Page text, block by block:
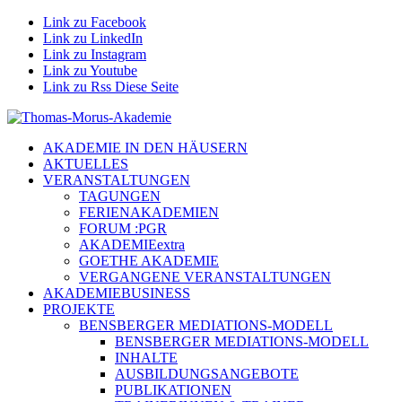
Link zu Facebook
Link zu LinkedIn
Link zu Instagram
Link zu Youtube
Link zu Rss Diese Seite
AKADEMIE IN DEN HÄUSERN
AKTUELLES
VERANSTALTUNGEN
TAGUNGEN
FERIENAKADEMIEN
FORUM :PGR
AKADEMIEextra
GOETHE AKADEMIE
VERGANGENE VERANSTALTUNGEN
AKADEMIEBUSINESS
PROJEKTE
BENSBERGER MEDIATIONS-MODELL
BENSBERGER MEDIATIONS-MODELL
INHALTE
AUSBILDUNGSANGEBOTE
PUBLIKATIONEN